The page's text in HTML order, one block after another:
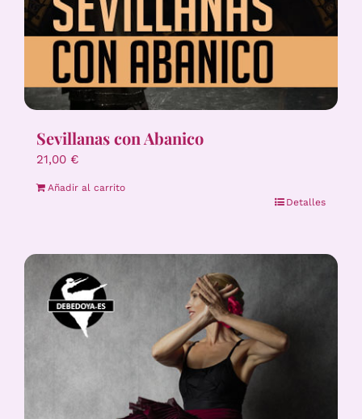
Sevillanas con Abanico
21,00 €
Añadir al carrito
Detalles